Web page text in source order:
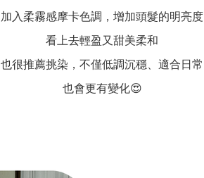
加入柔霧感摩卡色調，增加頭髮的明亮度
看上去輕盈又甜美柔和
也很推薦挑染，不僅低調沉穩、適合日常
也會更有變化😍